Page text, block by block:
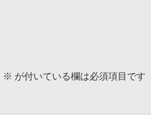
※ が付いている欄は必須項目です